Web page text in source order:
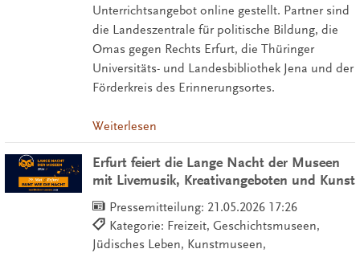
Unterrichtsangebot online gestellt. Partner sind
die Landeszentrale für politische Bildung, die
Omas gegen Rechts Erfurt, die Thüringer
Universitäts- und Landesbibliothek Jena und der
Förderkreis des Erinnerungsortes.
Weiterlesen
Erfurt feiert die Lange Nacht der Museen
mit Livemusik, Kreativangeboten und Kunst
Pressemitteilung: 21.05.2026 17:26
Kategorie: Freizeit, Geschichtsmuseen,
Jüdisches Leben, Kunstmuseen,